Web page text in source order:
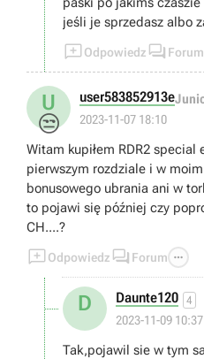
jeśli je sprzedasz albo
Odpowiedz  Forum
U
😒
user583852913e
2023-11-07 18:10
Witam kupiłem RDR2
pierwszym rozdziale i w
bonusowego ubrania ani w
to pojawi się później czy
CH....?
Odpowiedz  Forum 
D Daunte120 4
2023-11-09 10:37
Tak,pojawil sie w tym